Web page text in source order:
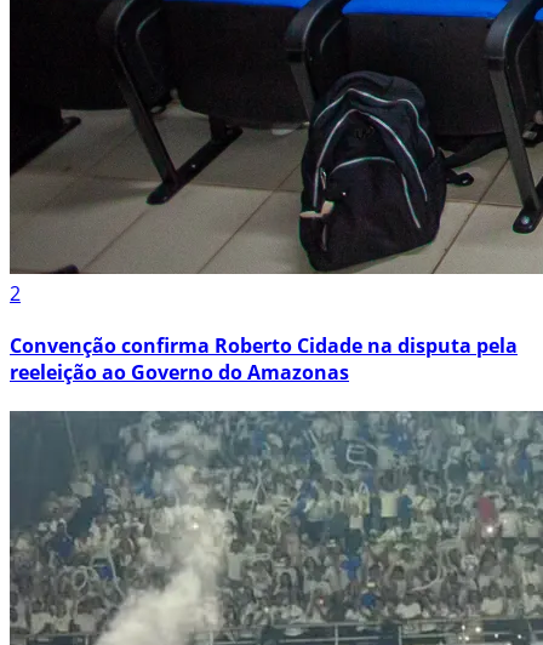
2
Convenção confirma Roberto Cidade na disputa pela
reeleição ao Governo do Amazonas